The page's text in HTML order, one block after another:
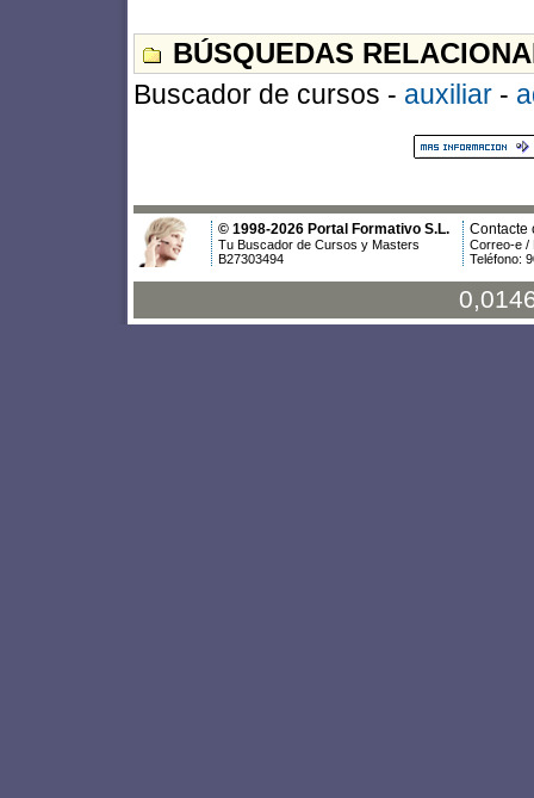
BÚSQUEDAS
Buscador de cursos - auxiliar -
© 1998-2026 Portal Formativo S.L.
Tu Buscador de Cursos y Masters
B27303494
Contacte
Correo-e /
Teléfono: